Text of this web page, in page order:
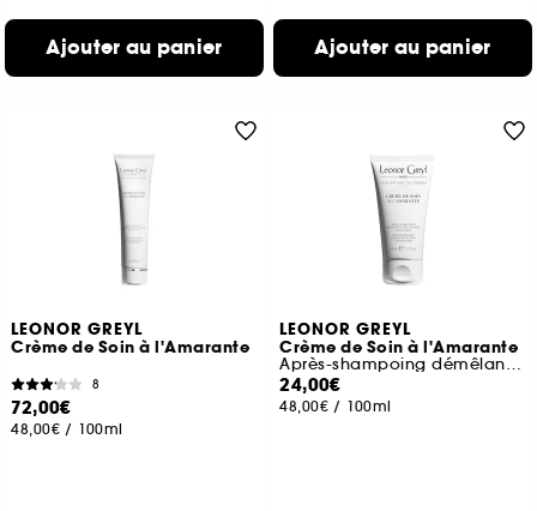
Ajouter au panier Ajouter au panier
LEONOR GREYL
Crème de Soin à l'Amarante
8
72,00€
48,00€ / 100ml
LEONOR GREYL
Crème de Soin à l'Amarante
Après-shampoing démêlant et protecteur de couleur
24,00€
48,00€ / 100ml